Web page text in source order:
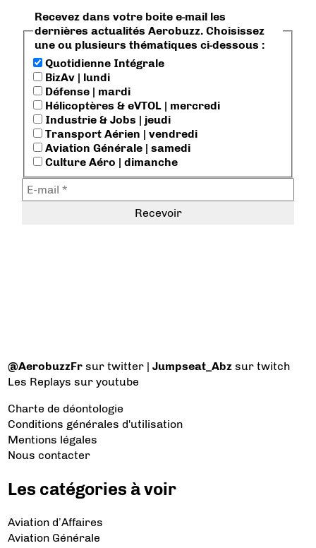
Recevez dans votre boite e-mail les
dernières actualités Aerobuzz. Choisissez
une ou plusieurs thématiques ci-dessous :
Quotidienne Intégrale
BizAv | lundi
Défense | mardi
Hélicoptères & eVTOL | mercredi
Industrie & Jobs | jeudi
Transport Aérien | vendredi
Aviation Générale | samedi
Culture Aéro | dimanche
@AerobuzzFr sur twitter |Jumpseat_Abz sur twitch
Les Replays sur youtube
Charte de déontologie
Conditions générales d'utilisation
Mentions légales
Nous contacter
Les catégories à voir
Aviation d’Affaires
Aviation Générale